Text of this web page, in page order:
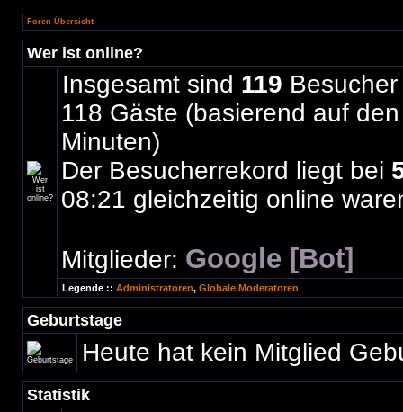
Foren-Übersicht
Wer ist online?
Insgesamt sind 119
118 Gäste (basierend auf
Minuten)
Der Besucherrekord liegt bei
08:21 gleichzeitig online
Mitglieder: Google [Bot]
Legende :: Administratoren, Globale Moderatoren
Geburtstage
Heute hat kein Mitglied
Statistik